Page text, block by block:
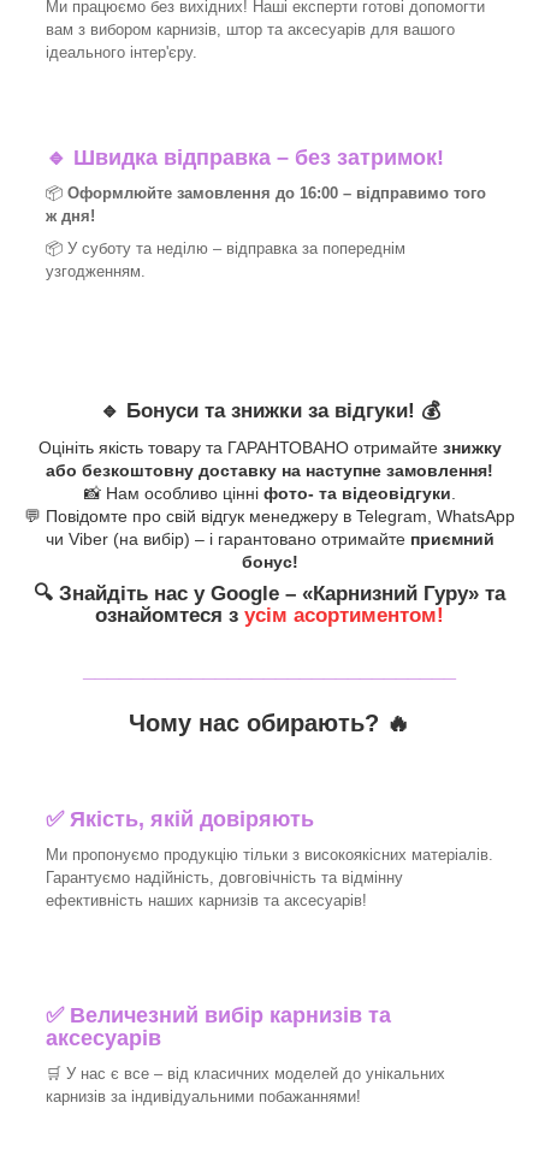
Ми працюємо без вихідних! Наші експерти готові допомогти
вам з вибором карнизів, штор та аксесуарів для вашого
ідеального інтер'єру.​
🔹 Швидка відправка – без затримок!
📦 Оформлюйте замовлення до 16:00 – відправимо того
ж дня!
📦 У суботу та неділю – відправка за попереднім
узгодженням.
🔹 Бонуси та знижки за відгуки! 💰
Оцініть якість товару та ГАРАНТОВАНО отримайте знижку
або безкоштовну доставку на наступне замовлення!
📸 Нам особливо цінні фото- та відеовідгуки
💬 Повідомте про свій відгук менеджеру в Telegram, WhatsApp
чи Viber (на вибір) – і гарантовано отримайте приємний
бонус!
🔍 Знайдіть нас у Google – «Карнизний Гуру» та
ознайомтеся з усім асортиментом!
Чому нас обирають? 🔥
✅Якість, якій довіряють
Ми пропонуємо продукцію тільки з високоякісних матеріалів.
Гарантуємо надійність, довговічність та відмінну
ефективність наших карнизів та аксесуарів!​
✅ Величезний вибір карнизів та
аксесуарів
🛒 У нас є все – від класичних моделей до унікальних
карнизів за індивідуальними побажаннями!​